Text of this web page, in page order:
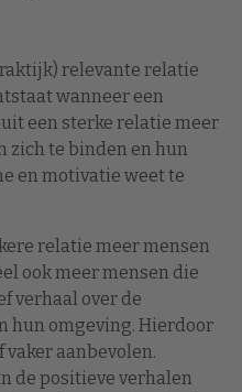
relevante relatie
wanneer een
een sterke relatie meer
zich te binden en hun
en motivatie weet te
relatie meer mensen
ook meer mensen die
verhaal over de
hun omgeving. Hierdoor
aanbevolen.
de positieve verhalen